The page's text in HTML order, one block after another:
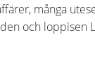
många
och